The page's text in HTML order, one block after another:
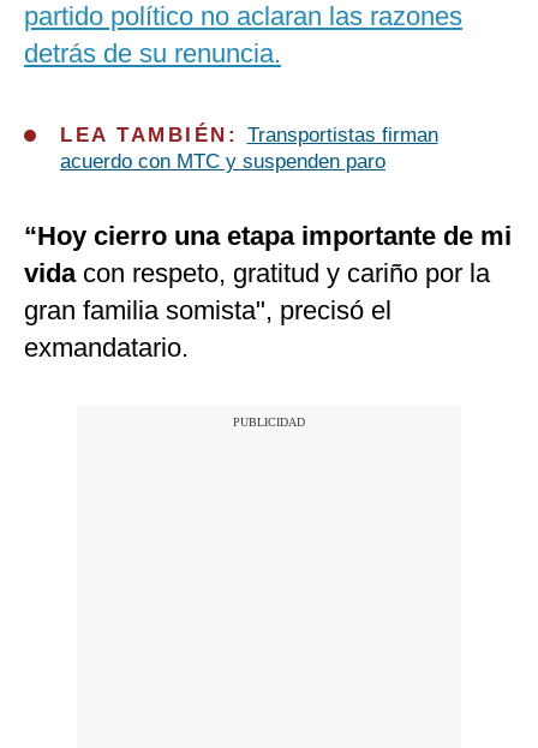
partido político no aclaran las razones
detrás de su renuncia.
LEA TAMBIÉN: Transportistas firman
acuerdo con MTC y suspenden paro
“Hoy cierro una etapa importante de mi
vida con respeto, gratitud y cariño por la
gran familia somista", precisó el
exmandatario.